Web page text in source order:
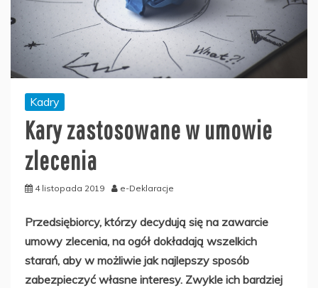
Kadry
Kary zastosowane w umowie
zlecenia
4 listopada 2019 e-Deklaracje
Przedsiębiorcy, którzy decydują się na zawarcie
umowy zlecenia, na ogół dokładają wszelkich
starań, aby w możliwie jak najlepszy sposób
zabezpieczyć własne interesy. Zwykle ich bardziej